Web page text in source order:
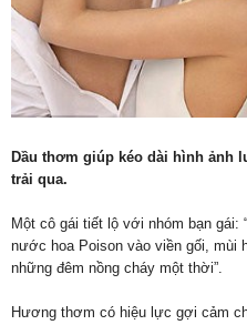
Dầu thơm giúp kéo dài hình ảnh
trải qua.
Một cô gái tiết lộ với nhóm bạn gái:
nước hoa Poison vào viền gối, mùi
những đêm nồng cháy một thời”.
Hương thơm có hiệu lực gợi cảm